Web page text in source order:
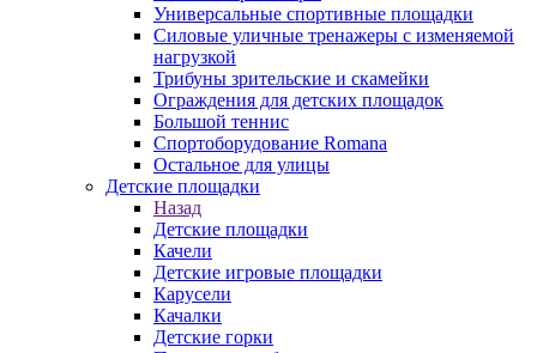
Универсальные спортивные площадки
Силовые уличные тренажеры с изменяемой
нагрузкой
Трибуны зрительские и скамейки
Ограждения для детских площадок
Большой теннис
Спортоборудование Romana
Остальное для улицы
Детские площадки
Назад
Детские площадки
Качели
Детские игровые площадки
Карусели
Качалки
Детские горки